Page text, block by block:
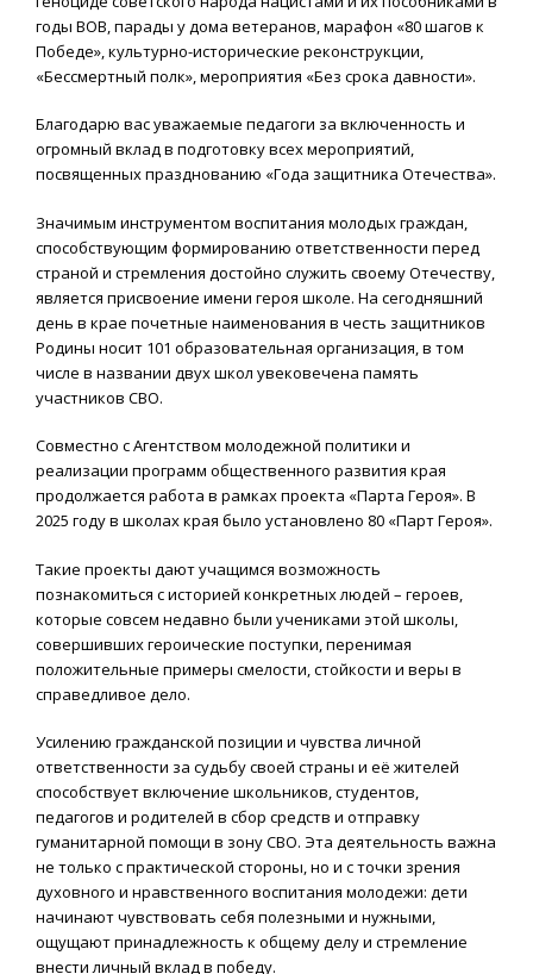
годы ВОВ, парады у дома ветеранов, марафон «80 шагов к
Победе», культурно-исторические реконструкции,
«Бессмертный полк», мероприятия «Без срока давности».
Благодарю вас уважаемые педагоги за включенность и
огромный вклад в подготовку всех мероприятий,
посвященных празднованию «Года защитника Отечества».
Значимым инструментом воспитания молодых граждан,
способствующим формированию ответственности перед
страной и стремления достойно служить своему Отечеству,
является присвоение имени героя школе. На сегодняшний
день в крае почетные наименования в честь защитников
Родины носит 101 образовательная организация, в том
числе в названии двух школ увековечена память
участников СВО.
Совместно с Агентством молодежной политики и
реализации программ общественного развития края
продолжается работа в рамках проекта «Парта Героя». В
2025 году в школах края было установлено 80 «Парт Героя».
Такие проекты дают учащимся возможность
познакомиться с историей конкретных людей – героев,
которые совсем недавно были учениками этой школы,
совершивших героические поступки, перенимая
положительные примеры смелости, стойкости и веры в
справедливое дело.
Усилению гражданской позиции и чувства личной
ответственности за судьбу своей страны и её жителей
способствует включение школьников, студентов,
педагогов и родителей в сбор средств и отправку
гуманитарной помощи в зону СВО. Эта деятельность важна
не только с практической стороны, но и с точки зрения
духовного и нравственного воспитания молодежи: дети
начинают чувствовать себя полезными и нужными,
ощущают принадлежность к общему делу и стремление
внести личный вклад в победу.